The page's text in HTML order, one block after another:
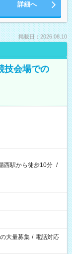
詳細へ
掲載日：2026.08.10
技会場での
西駅から徒歩10分 /
大量募集 / 電話対応